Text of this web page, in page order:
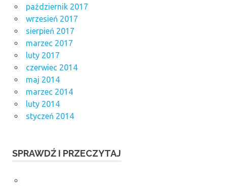
październik 2017
wrzesień 2017
sierpień 2017
marzec 2017
luty 2017
czerwiec 2014
maj 2014
marzec 2014
luty 2014
styczeń 2014
SPRAWDŹ I PRZECZYTAJ